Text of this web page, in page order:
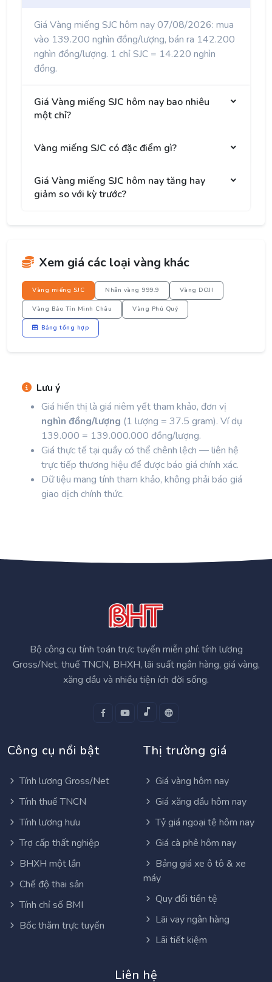
Giá Vàng miếng SJC hôm nay 07/08/2026: mua
vào 139.200 nghìn đồng/lượng, bán ra 142.200
nghìn đồng/lượng. 1 chỉ SJC = 14.220 nghìn
đồng.
Giá Vàng miếng SJC hôm nay bao nhiêu
một chỉ?
Vàng miếng SJC có đặc điểm gì?
Giá Vàng miếng SJC hôm nay tăng hay
giảm so với kỳ trước?
Xem giá các loại vàng khác
Vàng miếng SJC Nhẫn vàng 999.9 Vàng DOJI
Vàng Bảo Tín Minh Châu Vàng Phú Quý
Bảng tổng hợp
Lưu ý
Giá hiển thị là giá niêm yết tham khảo, đơn vị
nghìn đồng/lượng (1 lượng = 37.5 gram). Ví dụ
139.000 = 139.000.000 đồng/lượng.
Giá thực tế tại quầy có thể chênh lệch — liên hệ
trực tiếp thương hiệu để được báo giá chính xác.
Dữ liệu mang tính tham khảo, không phải báo giá
giao dịch chính thức.
Bộ công cụ tính toán trực tuyến miễn phí: tính lương
Gross/Net, thuế TNCN, BHXH, lãi suất ngân hàng, giá vàng,
xăng dầu và nhiều tiện ích đời sống.
Công cụ nổi bật
Tính lương Gross/Net
Tính thuế TNCN
Tính lương hưu
Trợ cấp thất nghiệp
BHXH một lần
Chế độ thai sản
Tính chỉ số BMI
Bốc thăm trực tuyến
Thị trường giá
Giá vàng hôm nay
Giá xăng dầu hôm nay
Tỷ giá ngoại tệ hôm nay
Giá cà phê hôm nay
Bảng giá xe ô tô & xe
máy
Quy đổi tiền tệ
Lãi vay ngân hàng
Lãi tiết kiệm
Liên hệ